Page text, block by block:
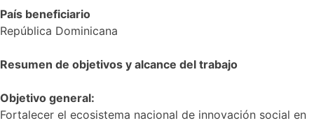
País beneficiario
República Dominicana
Resumen de objetivos y alcance del trabajo
Objetivo general:
Fortalecer el ecosistema nacional de innovación social en